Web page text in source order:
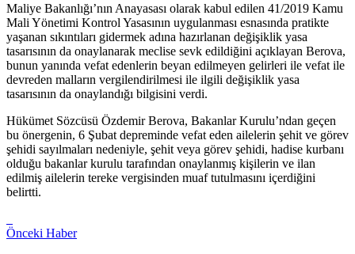
Maliye Bakanlığı’nın Anayasası olarak kabul edilen 41/2019 Kamu
Mali Yönetimi Kontrol Yasasının uygulanması esnasında pratikte
yaşanan sıkıntıları gidermek adına hazırlanan değişiklik yasa
tasarısının da onaylanarak meclise sevk edildiğini açıklayan Berova,
bunun yanında vefat edenlerin beyan edilmeyen gelirleri ile vefat ile
devreden malların vergilendirilmesi ile ilgili değişiklik yasa
tasarısının da onaylandığı bilgisini verdi.
Hükümet Sözcüsü Özdemir Berova, Bakanlar Kurulu’ndan geçen
bu önergenin, 6 Şubat depreminde vefat eden ailelerin şehit ve görev
şehidi sayılmaları nedeniyle, şehit veya görev şehidi, hadise kurbanı
olduğu bakanlar kurulu tarafından onaylanmış kişilerin ve ilan
edilmiş ailelerin tereke vergisinden muaf tutulmasını içerdiğini
belirtti.
Önceki Haber